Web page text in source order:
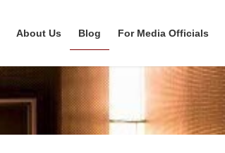
About Us Blog For Media Officials